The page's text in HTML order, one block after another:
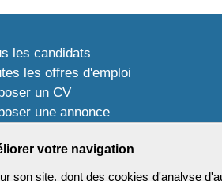
votre navigation
son site, dont des cookies d'analyse
les candidats
les offres d'emploi
un CV
une annonce